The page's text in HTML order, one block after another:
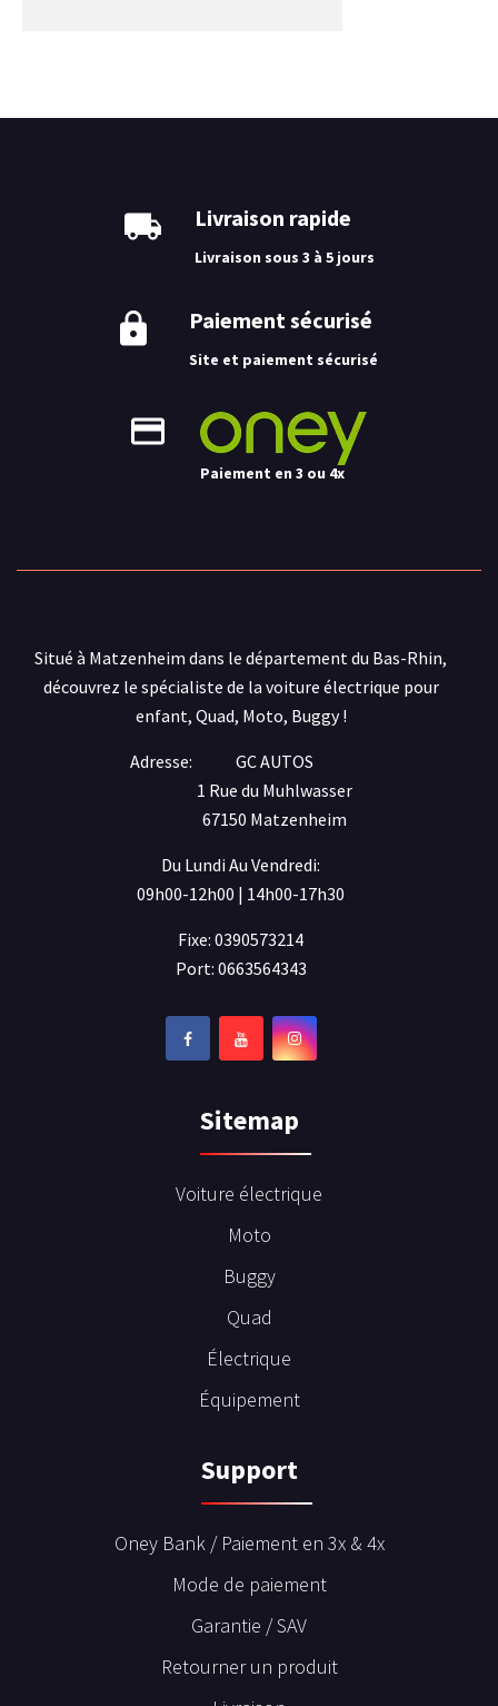
Livraison rapide
Livraison sous 3 à 5 jours
Paiement sécurisé
Site et paiement sécurisé
Paiement en 3 ou 4x
Situé à Matzenheim dans le département du Bas-Rhin,
découvrez le spécialiste de la voiture électrique pour
enfant, Quad, Moto, Buggy !
Adresse:
GC AUTOS
1 Rue du Muhlwasser
67150 Matzenheim
Du Lundi Au Vendredi:
09h00-12h00 | 14h00-17h30
Fixe: 0390573214
Port: 0663564343
Sitemap
Voiture électrique
Moto
Buggy
Quad
Électrique
Équipement
Support
Oney Bank / Paiement en 3x & 4x
Mode de paiement
Garantie / SAV
Retourner un produit